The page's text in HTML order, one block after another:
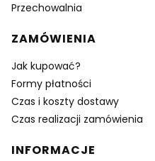
Przechowalnia
ZAMÓWIENIA
Jak kupować?
Formy płatności
Czas i koszty dostawy
Czas realizacji zamówienia
INFORMACJE